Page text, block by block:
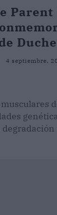
4 septiembre,